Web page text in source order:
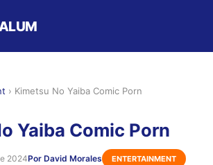
› Kimetsu No Yaiba Comic Porn
Yaiba Comic Porn
2024Por David Morales ENTERTAINMENT